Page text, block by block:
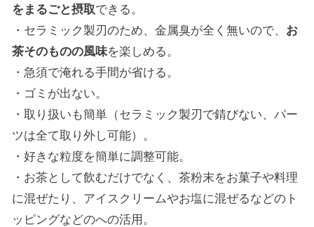
をまるごと摂取できる。
・セラミック製刃のため、金属臭が全く無いので、 お
茶そのものの風味を楽しめる。
・急須で淹れる手間が省ける。
・ゴミが出ない。
・取り扱いも簡単（セラミック製刃で錆びない、パー
ツは全て取り外し可能）。
・好きな粒度を簡単に調整可能。
・お茶として飲むだけでなく、茶粉末をお菓子や料理
に混ぜたり、アイスクリームやお塩に混ぜるなどのト
ッピングなどのへの活用。